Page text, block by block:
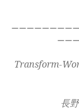
ーーーーーーーー
ーー
Transform-
長